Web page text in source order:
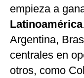
Club del Suscriptor
Mix
G de Gestión
Notas Contratadas
empieza a
Latinoamérica
Argentina,
centrales en
otros, como